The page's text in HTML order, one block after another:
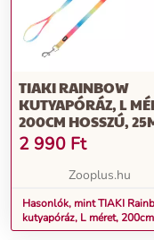
TIAKI RAINBOW
KUTYAPÓRÁZ, L
200CM HOSSZÚ,
SZÉLES
2 990 Ft
Zooplus.hu
Hasonlók, mint TIAKI
kutyapóráz, L méret, 200cm
hosszú, 25mm széles